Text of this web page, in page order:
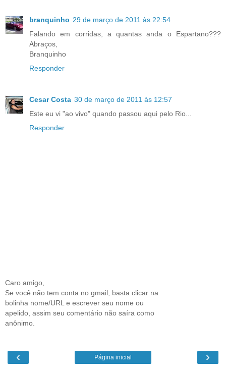
branquinho 29 de março de 2011 às 22:54
Falando em corridas, a quantas anda o Espartano???
Abraços,
Branquinho
Responder
Cesar Costa 30 de março de 2011 às 12:57
Este eu vi "ao vivo" quando passou aqui pelo Rio...
Responder
Caro amigo,
Se você não tem conta no gmail, basta clicar na
bolinha nome/URL e escrever seu nome ou
apelido, assim seu comentário não saíra como
anônimo.
‹ ›
Página inicial